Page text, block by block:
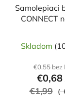
Samolepiaci
CONNECT
Skladom
€0,55 bez
€0,68
€1,99